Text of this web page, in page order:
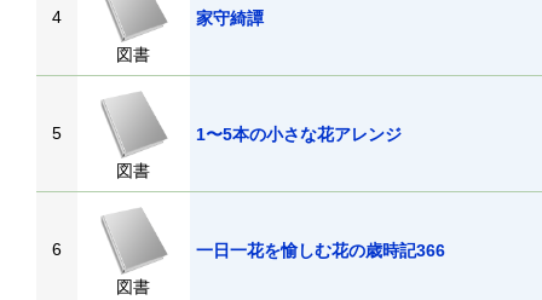
4
図書
家守綺譚
5
図書
1〜5本の小さな花アレンジ
6
図書
一日一花を愉しむ花の歳時記366